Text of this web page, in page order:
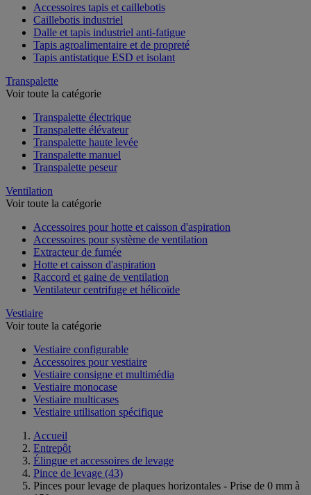
Accessoires tapis et caillebotis
Caillebotis industriel
Dalle et tapis industriel anti-fatigue
Tapis agroalimentaire et de propreté
Tapis antistatique ESD et isolant
Transpalette
Voir toute la catégorie
Transpalette électrique
Transpalette élévateur
Transpalette haute levée
Transpalette manuel
Transpalette peseur
Ventilation
Voir toute la catégorie
Accessoires pour hotte et caisson d'aspiration
Accessoires pour système de ventilation
Extracteur de fumée
Hotte et caisson d'aspiration
Raccord et gaine de ventilation
Ventilateur centrifuge et hélicoïde
Vestiaire
Voir toute la catégorie
Vestiaire configurable
Accessoires pour vestiaire
Vestiaire consigne et multimédia
Vestiaire monocase
Vestiaire multicases
Vestiaire utilisation spécifique
Accueil
Entrepôt
Élingue et accessoires de levage
Pince de levage (43)
Pinces pour levage de plaques horizontales - Prise de 0 mm à